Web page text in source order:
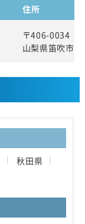
住所
〒406-0034
山梨県笛吹市
秋田県